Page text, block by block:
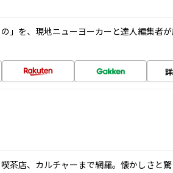
」を、現地ニューヨーカーと達人編集者
茶店、カルチャーまで網羅。懐かしさと